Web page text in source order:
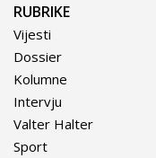
RUBRIKE
Vijesti
Dossier
Kolumne
Intervju
Valter Halter
Sport